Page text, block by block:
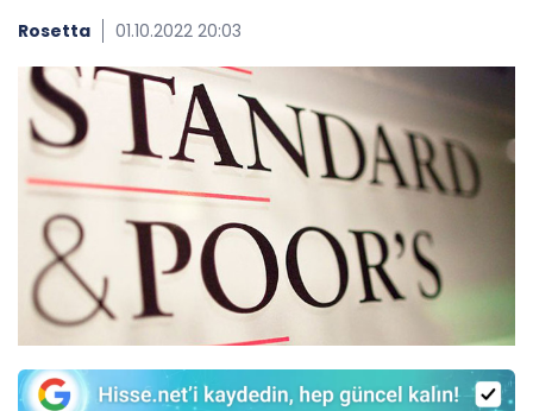
Rosetta 01.10.2022 20:03